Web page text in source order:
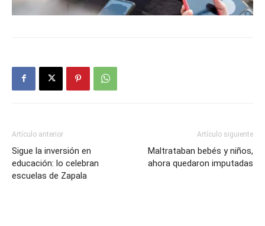
Artículo anterior
Sigue la inversión en
educación: lo celebran
escuelas de Zapala
Artículo siguiente
Maltrataban bebés y niños,
ahora quedaron imputadas